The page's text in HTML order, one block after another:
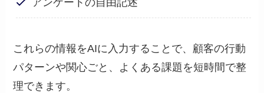
これらの情報をAIに入力することで、顧客の行動
パターンや関心ごと、よくある課題を短時間で整
理できます。